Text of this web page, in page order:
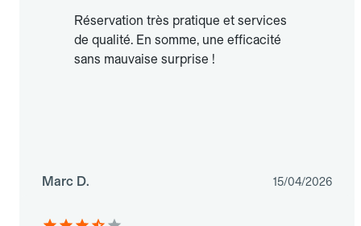
Réservation très pratique et services
de qualité. En somme, une efficacité
sans mauvaise surprise !
Marc D. 15/04/2026